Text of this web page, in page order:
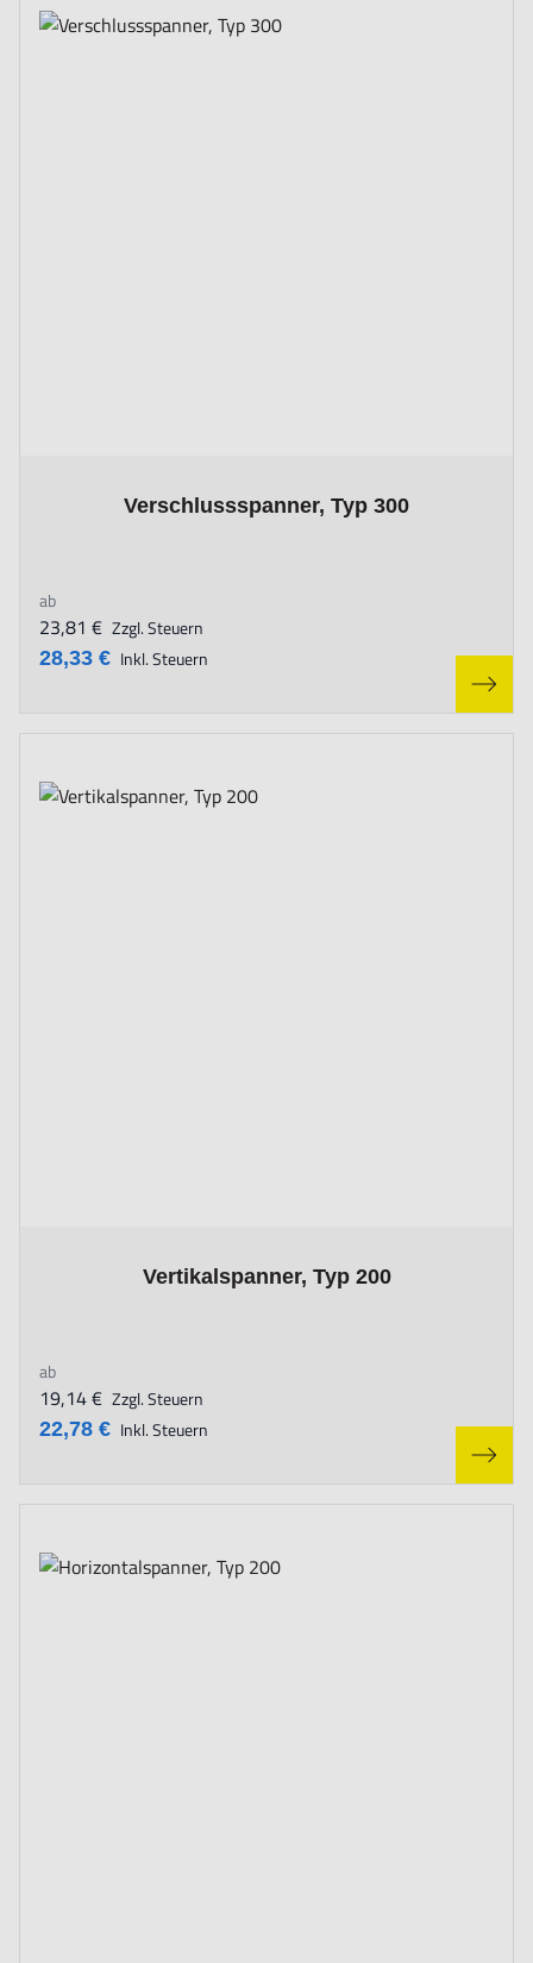
Verschlussspanner, Typ 300
The price depends on the options chosen on the product page
ab
28,33 € Inkl. Steuern
23,81 € Zzgl. Steuern
Vertikalspanner, Typ 200
The price depends on the options chosen on the product page
ab
22,78 € Inkl. Steuern
19,14 € Zzgl. Steuern